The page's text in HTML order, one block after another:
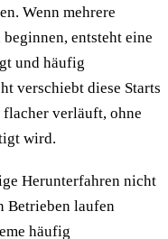
Wenn mehrere
entsteht eine
und häufig
verschiebt diese Starts
verläuft, ohne
wird.
Herunterfahren nicht
Betrieben laufen
häufig